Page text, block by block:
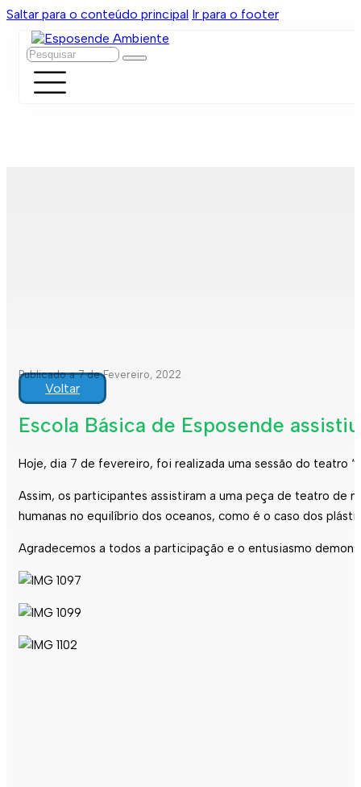
Saltar para o conteúdo principal Ir para o footer
Pesquisar
Publicado a 7 de Fevereiro, 2022
Voltar
Escola Básica de Esposende
Hoje, dia 7 de fevereiro, foi realizada uma sessão do teatro
Assim, os participantes assistiram a uma peça de teatro de
humanas no equilíbrio dos oceanos, como é o caso dos
Agradecemos a todos a participação e o entusiasmo